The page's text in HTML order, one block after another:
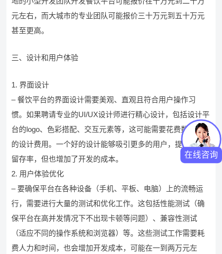
元左右，而大城市的专业团队可能报价三十万元到五十万元
甚至更高。
三、设计和用户体验
1. 界面设计
– 餐饮平台的界面设计需要美观、直观且符合用户操作习
惯。如果聘请专业的UI/UX设计师进行精心设计，包括设计平
台的logo、色彩搭配、交互元素等，这可能需要花费数万元
的设计费用。一个好的设计能够吸引更多的用户，提高用户
留存率，但也增加了开发的成本。
2. 用户体验优化
– 要确保平台在各种设备（手机、平板、电脑）上的流畅运
行，需要进行大量的测试和优化工作。这包括性能测试（确
保平台在高并发情况下不出现卡顿等问题）、兼容性测试
（适应不同的操作系统和浏览器）等。这些测试工作需要耗
费人力和时间，也会增加开发成本，可能在一到两万元左
在线咨询